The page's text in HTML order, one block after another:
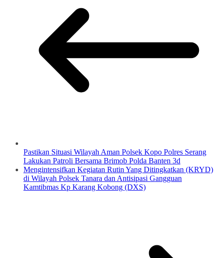
Pastikan Situasi Wilayah Aman Polsek Kopo Polres Serang
Lakukan Patroli Bersama Brimob Polda Banten 3d
Mengintensifkan Kegiatan Rutin Yang Ditingkatkan (KRYD)
di Wilayah Polsek Tanara dan Antisipasi Gangguan
Kamtibmas Kp Karang Kobong (DXS)